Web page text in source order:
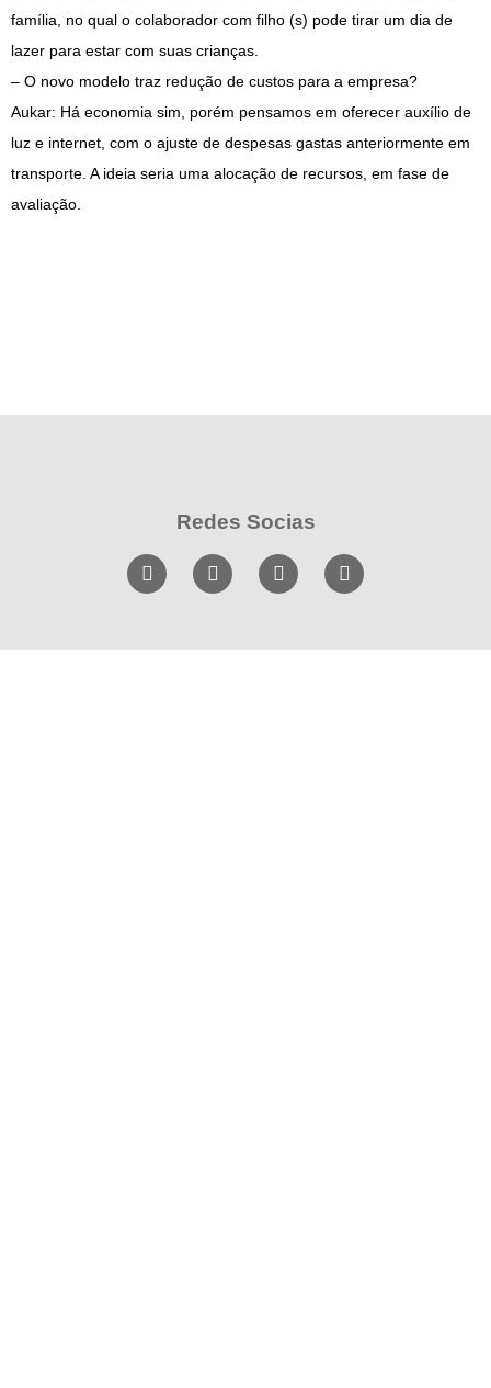
família, no qual o colaborador com filho (s) pode tirar um dia de
lazer para estar com suas crianças.
– O novo modelo traz redução de custos para a empresa?
Aukar: Há economia sim, porém pensamos em oferecer auxílio de
luz e internet, com o ajuste de despesas gastas anteriormente em
transporte. A ideia seria uma alocação de recursos, em fase de
avaliação.
Redes Socias